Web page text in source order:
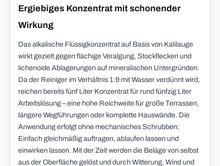
Ergiebiges Konzentrat mit schonender
Wirkung
Das alkalische Flüssigkonzentrat auf Basis von Kalilauge
wirkt gezielt gegen flächige Veralgung, Stockflecken und
lichenoide Ablagerungen auf mineralischen Untergründen.
Da der Reiniger im Verhältnis 1:9 mit Wasser verdünnt wird,
reichen bereits fünf Liter Konzentrat für rund fünfzig Liter
Arbeitslösung – eine hohe Reichweite für große Terrassen,
längere Wegführungen oder komplette Hauswände. Die
Anwendung erfolgt ohne mechanisches Schrubben:
Einfach gleichmäßig auftragen, ablaufen lassen und
einwirken lassen. Mit der Zeit werden die Beläge von selbst
aus der Oberfläche gelöst und durch Witterung, Wind und